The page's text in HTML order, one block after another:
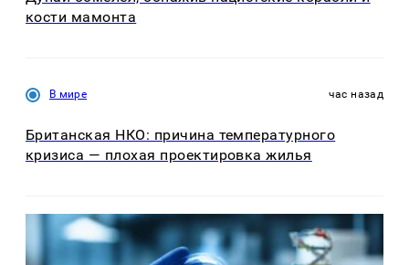
кости мамонта
В мире час назад
Британская НКО: причина температурного
кризиса — плохая проектировка жилья